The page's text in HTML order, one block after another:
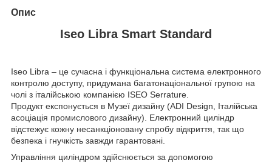
Опис
Iseo Libra Smart Standard
Iseo Libra – це сучасна і функціональна система електронного
контролю доступу, придумана багатонаціональної групою на
чолі з італійською компанією ISEO Serrature.
Продукт експонується в Музеї дизайну (ADI Design, Італійська
асоціація промислового дизайну). Електронний циліндр
відстежує кожну несанкціоновану спробу відкриття, так що
безпека і гнучкість завжди гарантовані.
Управління циліндром здійснюється за допомогою